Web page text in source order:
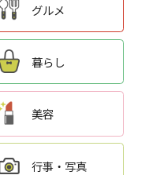
グルメ
暮らし
美容
行事・写真